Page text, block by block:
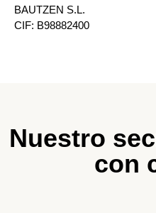
BAUTZEN S.L.
CIF: B98882400
Nuestro
con